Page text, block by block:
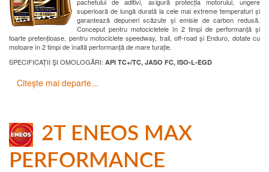
superioară de lungă durată la cele mai extreme temperaturi și
garantează depuneri scăzute și emisie de carbon redusă.
Conceput pentru motocicletele în 2 timpi de performanță și
foarte pretențioase, pentru motociclete speedway, trail, off-road și Enduro, dotate cu
motoare în 2 timpi de înaltă performanță de mare turație.
SPECIFICAȚII ŞI OMOLOGĂRI: API TC+/TC, JASO FC, ISO-L-EGD
Citește mai departe...
2T ENEOS MAX
PERFORMANCE